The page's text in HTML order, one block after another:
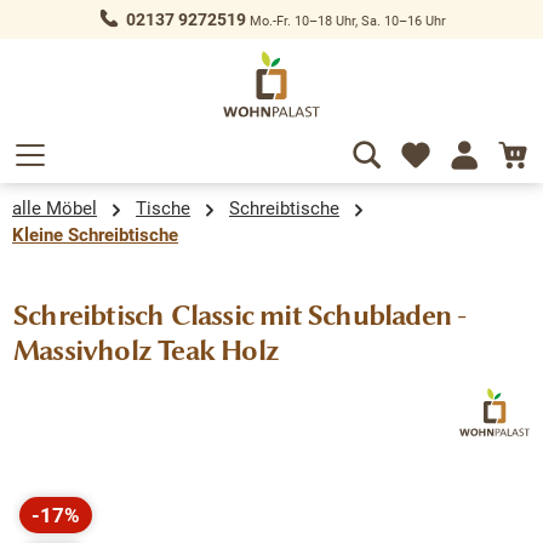
springen 02137 9272519Mo.-Fr. 10–18 Uhr, Sa. 10–16 Uhr
alle Möbel Tische
Schreibtische
Kleine Schreibtische
Schreibtisch Classic mit Schubladen -
Massivholz Teak Holz
Bildergalerie überspringen
-17%
Rabatt